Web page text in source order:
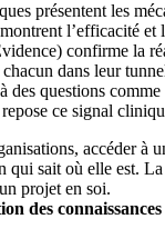
présentent les
l’efficacité et
confirme la
dans leur
des questions
ce signal
accéder à
qui sait où elle est.
projet en soi.
des